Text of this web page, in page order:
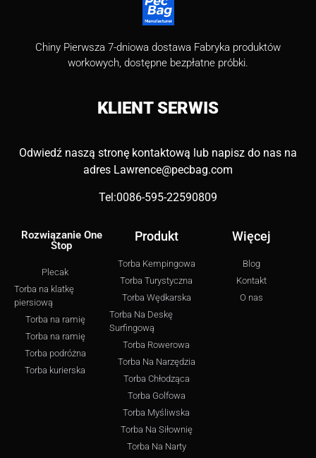
Chiny Pierwsza 7-dniowa dostawa Fabryka produktów
workowych, dostępne bezpłatne próbki.
KLIENTSERWIS
Odwiedź naszą stronę kontaktową lub napisz do nas na
adres Lawrence@pecbag.com
Tel:0086-595-22590809
Rozwiązanie One
Stop
Plecak
Torba na klatkę
piersiową
Torba na ramię
Torba na ramię
Torba podróżna
Torba kurierska
Produkt
Torba Kempingowa
Torba Turystyczna
Torba Wędkarska
Torba Na Deskę
Surfingową
Torba Rowerowa
Torba Na Narzędzia
Torba Chłodząca
Torba Golfowa
Torba Myśliwska
Torba Na Siłownię
Torba Na Narty
Więcej
Blog
Kontakt
O nas